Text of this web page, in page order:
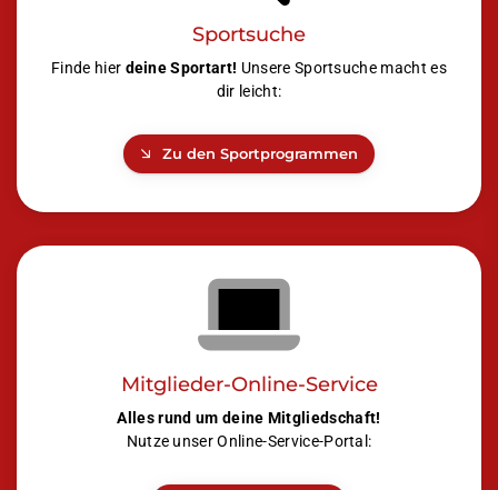
Sportsuche
Finde hier deine Sportart! Unsere Sportsuche macht es
dir leicht:
Zu den Sportprogrammen
Mitglieder-Online-Service
Alles rund um deine Mitgliedschaft!
Nutze unser Online-Service-Portal: